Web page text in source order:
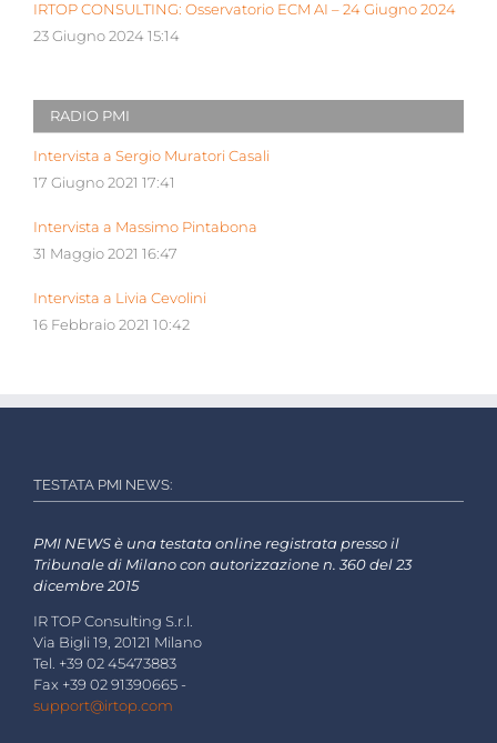
IRTOP CONSULTING: Osservatorio ECM AI – 24 Giugno 2024
23 Giugno 2024 15:14
RADIO PMI
Intervista a Sergio Muratori Casali
17 Giugno 2021 17:41
Intervista a Massimo Pintabona
31 Maggio 2021 16:47
Intervista a Livia Cevolini
16 Febbraio 2021 10:42
TESTATA PMI NEWS:
PMI NEWS è una testata online registrata presso il
Tribunale di Milano con autorizzazione n. 360 del 23
dicembre 2015
IR TOP Consulting S.r.l.
Via Bigli 19, 20121 Milano
Tel. +39 02 45473883
Fax +39 02 91390665 -
support@irtop.com